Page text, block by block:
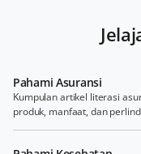
Pahami Asuransi
Kumpulan artikel literasi
produk, manfaat, dan